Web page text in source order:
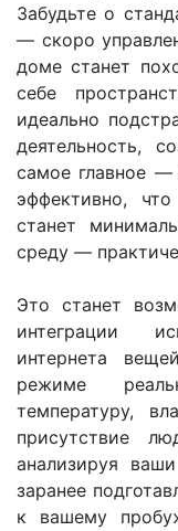
Забудьте о
— скоро
доме станет
себе
идеально
деятельность,
самое главное —
эффективно,
станет
среду —
Это станет
интеграции
интернета
режиме
температуру,
присутствие
анализируя
заранее
к вашему